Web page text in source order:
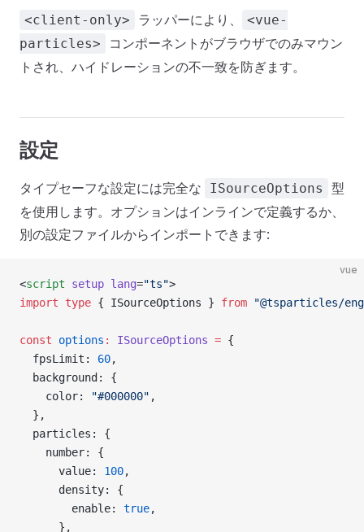
<client-only> ラッパーにより、
<vue-
particles>
コンポーネントがブラウザでのみマウン
トされ、ハイドレーションの不一致を防ぎます。
設定
タイプセーフな設定には完全な ISourceOptions
型
を使用します。オプションはインラインで定義するか、
別の設定ファイルからインポートできます:
vue
<script setup lang="ts">
import type { ISourceOptions } from "@tsparticles/
const options : ISourceOptions = {
  fpsLimit:
60,
  background: {
    color:
"#000000" ,
  },
  particles: {
    number: {
      value:
100,
      density: {
        enable:
true,
      },